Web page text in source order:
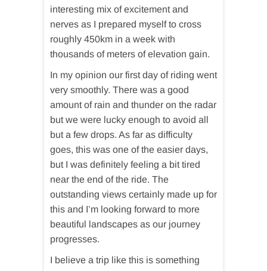
interesting mix of excitement and
nerves as I prepared myself to cross
roughly 450km in a week with
thousands of meters of elevation gain.
In my opinion our first day of riding went
very smoothly. There was a good
amount of rain and thunder on the radar
but we were lucky enough to avoid all
but a few drops. As far as difficulty
goes, this was one of the easier days,
but I was definitely feeling a bit tired
near the end of the ride. The
outstanding views certainly made up for
this and I’m looking forward to more
beautiful landscapes as our journey
progresses.
I believe a trip like this is something